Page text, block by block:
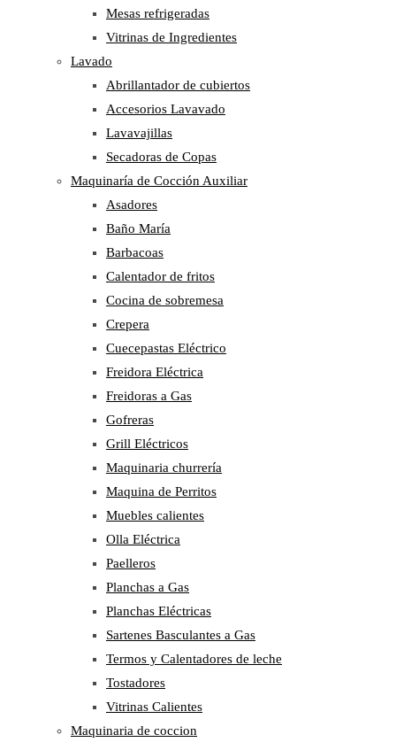
Mesas refrigeradas
Vitrinas de Ingredientes
Lavado
Abrillantador de cubiertos
Accesorios Lavavado
Lavavajillas
Secadoras de Copas
Maquinaría de Cocción Auxiliar
Asadores
Baño María
Barbacoas
Calentador de fritos
Cocina de sobremesa
Crepera
Cuecepastas Eléctrico
Freidora Eléctrica
Freidoras a Gas
Gofreras
Grill Eléctricos
Maquinaria churrería
Maquina de Perritos
Muebles calientes
Olla Eléctrica
Paelleros
Planchas a Gas
Planchas Eléctricas
Sartenes Basculantes a Gas
Termos y Calentadores de leche
Tostadores
Vitrinas Calientes
Maquinaria de coccion